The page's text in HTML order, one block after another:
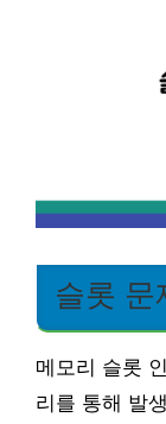
슬롯 문
메모리 슬롯
리를 통해 발